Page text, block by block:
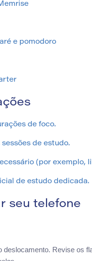
e pomodoro
de foco.
de estudo.
(por exemplo,
de estudo dedicada.
seu telefone
Revise os